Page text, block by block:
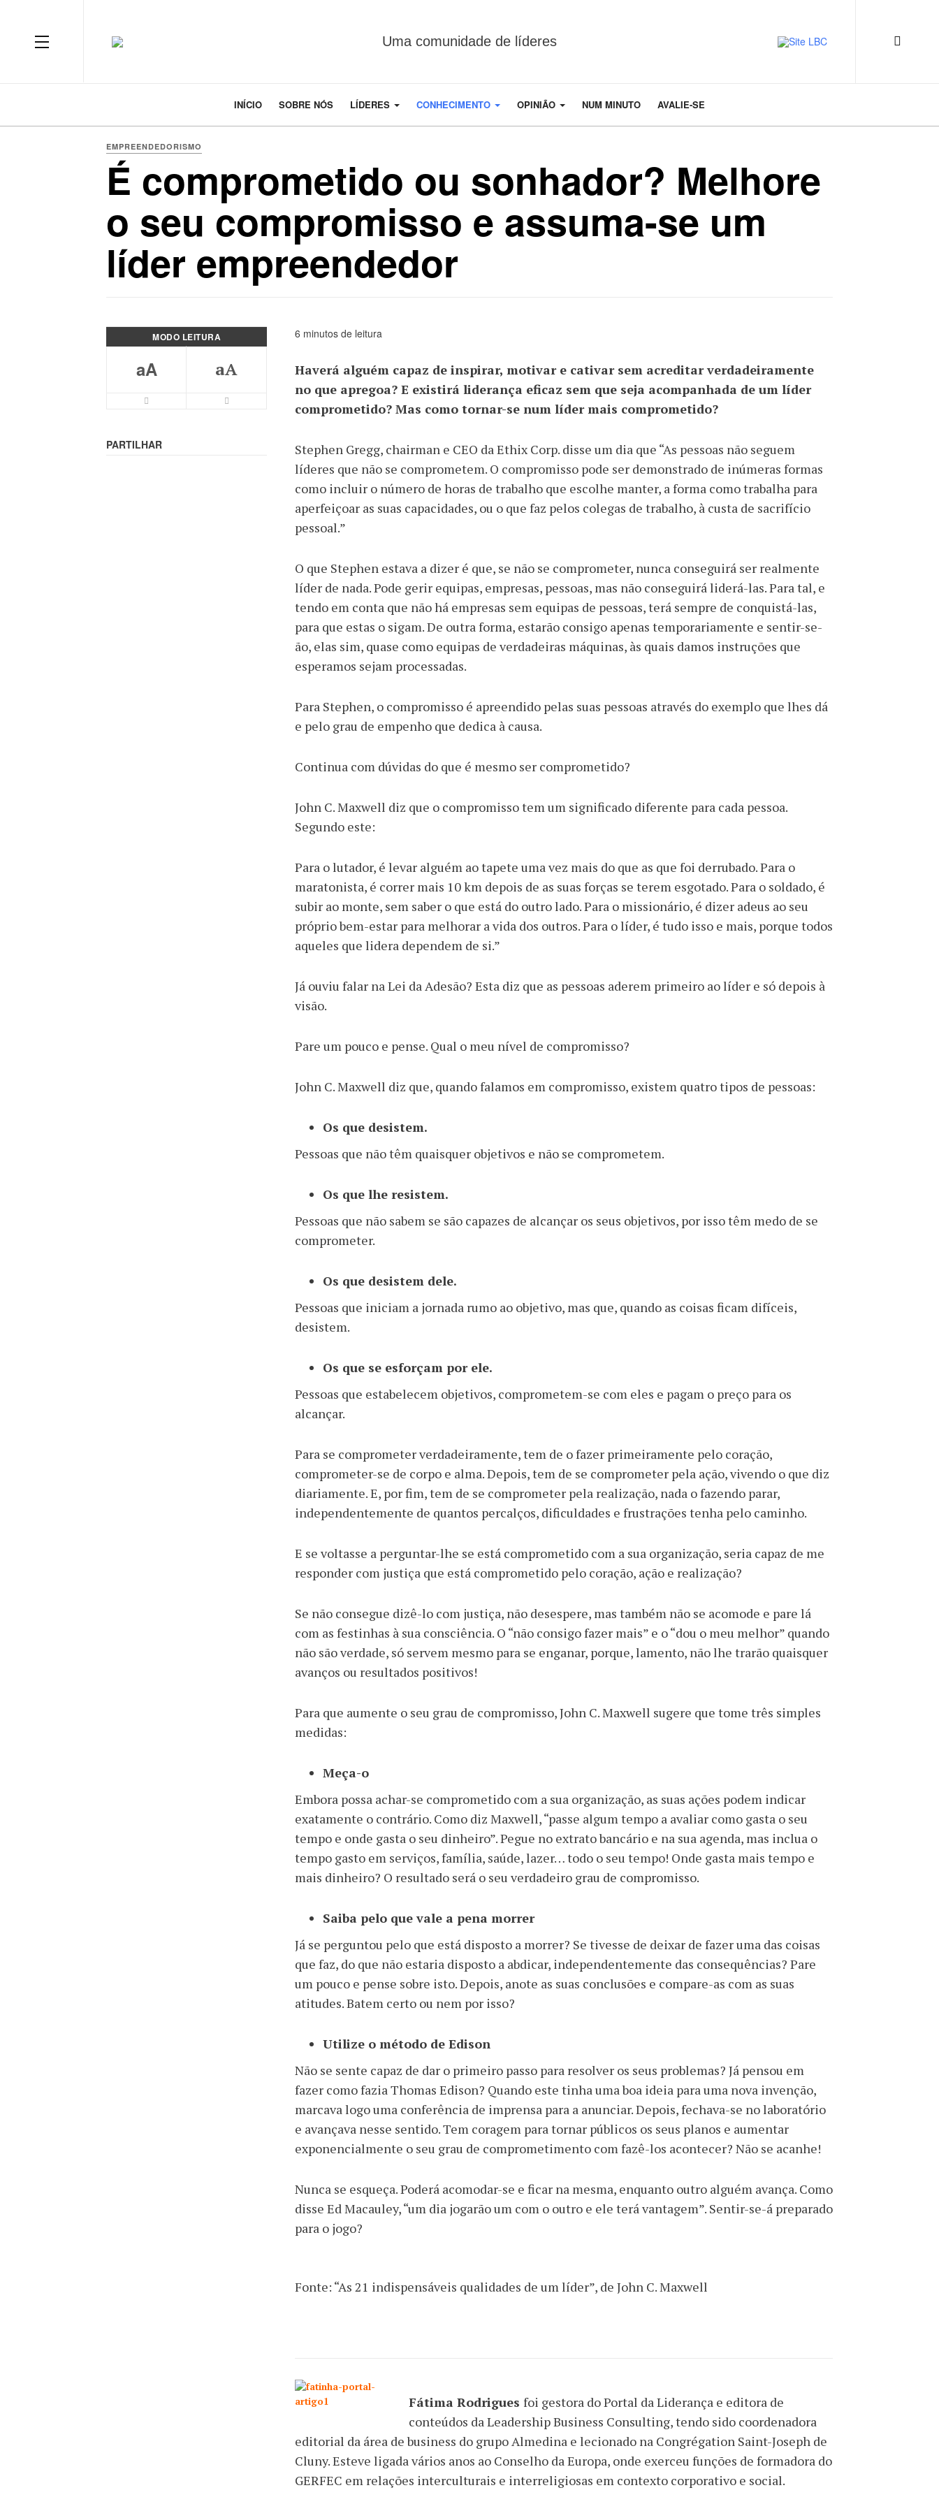
Uma comunidade de líderes
INÍCIO SOBRE NÓS LÍDERES CONHECIMENTO OPINIÃO NUM MINUTO AVALIE-SE
EMPREENDEDORISMO
É comprometido ou sonhador? Melhore
o seu compromisso e assuma-se um
líder empreendedor
MODO LEITURA
aA aA
PARTILHAR
6 minutos de leitura
Haverá alguém capaz de inspirar, motivar e cativar sem acreditar verdadeiramente
no que apregoa? E existirá liderança eficaz sem que seja acompanhada de um líder
comprometido? Mas como tornar-se num líder mais comprometido?
Stephen Gregg, chairman e CEO da Ethix Corp. disse um dia que “As pessoas não seguem
líderes que não se comprometem. O compromisso pode ser demonstrado de inúmeras formas
como incluir o número de horas de trabalho que escolhe manter, a forma como trabalha para
aperfeiçoar as suas capacidades, ou o que faz pelos colegas de trabalho, à custa de sacrifício
pessoal.”
O que Stephen estava a dizer é que, se não se comprometer, nunca conseguirá ser realmente
líder de nada. Pode gerir equipas, empresas, pessoas, mas não conseguirá liderá-las. Para tal, e
tendo em conta que não há empresas sem equipas de pessoas, terá sempre de conquistá-las,
para que estas o sigam. De outra forma, estarão consigo apenas temporariamente e sentir-se-
ão, elas sim, quase como equipas de verdadeiras máquinas, às quais damos instruções que
esperamos sejam processadas.
Para Stephen, o compromisso é apreendido pelas suas pessoas através do exemplo que lhes dá
e pelo grau de empenho que dedica à causa.
Continua com dúvidas do que é mesmo ser comprometido?
John C. Maxwell diz que o compromisso tem um significado diferente para cada pessoa.
Segundo este:
Para o lutador, é levar alguém ao tapete uma vez mais do que as que foi derrubado. Para o
maratonista, é correr mais 10 km depois de as suas forças se terem esgotado. Para o soldado, é
subir ao monte, sem saber o que está do outro lado. Para o missionário, é dizer adeus ao seu
próprio bem-estar para melhorar a vida dos outros. Para o líder, é tudo isso e mais, porque todos
aqueles que lidera dependem de si.”
Já ouviu falar na Lei da Adesão? Esta diz que as pessoas aderem primeiro ao líder e só depois à
visão.
Pare um pouco e pense. Qual o meu nível de compromisso?
John C. Maxwell diz que, quando falamos em compromisso, existem quatro tipos de pessoas:
Os que desistem.
Pessoas que não têm quaisquer objetivos e não se comprometem.
Os que lhe resistem.
Pessoas que não sabem se são capazes de alcançar os seus objetivos, por isso têm medo de se
comprometer.
Os que desistem dele.
Pessoas que iniciam a jornada rumo ao objetivo, mas que, quando as coisas ficam difíceis,
desistem.
Os que se esforçam por ele.
Pessoas que estabelecem objetivos, comprometem-se com eles e pagam o preço para os
alcançar.
Para se comprometer verdadeiramente, tem de o fazer primeiramente pelo coração,
comprometer-se de corpo e alma. Depois, tem de se comprometer pela ação, vivendo o que diz
diariamente. E, por fim, tem de se comprometer pela realização, nada o fazendo parar,
independentemente de quantos percalços, dificuldades e frustrações tenha pelo caminho.
E se voltasse a perguntar-lhe se está comprometido com a sua organização, seria capaz de me
responder com justiça que está comprometido pelo coração, ação e realização?
Se não consegue dizê-lo com justiça, não desespere, mas também não se acomode e pare lá
com as festinhas à sua consciência. O “não consigo fazer mais” e o “dou o meu melhor” quando
não são verdade, só servem mesmo para se enganar, porque, lamento, não lhe trarão quaisquer
avanços ou resultados positivos!
Para que aumente o seu grau de compromisso, John C. Maxwell sugere que tome três simples
medidas:
Meça-o
Embora possa achar-se comprometido com a sua organização, as suas ações podem indicar
exatamente o contrário. Como diz Maxwell, “passe algum tempo a avaliar como gasta o seu
tempo e onde gasta o seu dinheiro”. Pegue no extrato bancário e na sua agenda, mas inclua o
tempo gasto em serviços, família, saúde, lazer… todo o seu tempo! Onde gasta mais tempo e
mais dinheiro? O resultado será o seu verdadeiro grau de compromisso.
Saiba pelo que vale a pena morrer
Já se perguntou pelo que está disposto a morrer? Se tivesse de deixar de fazer uma das coisas
que faz, do que não estaria disposto a abdicar, independentemente das consequências? Pare
um pouco e pense sobre isto. Depois, anote as suas conclusões e compare-as com as suas
atitudes. Batem certo ou nem por isso?
Utilize o método de Edison
Não se sente capaz de dar o primeiro passo para resolver os seus problemas? Já pensou em
fazer como fazia Thomas Edison? Quando este tinha uma boa ideia para uma nova invenção,
marcava logo uma conferência de imprensa para a anunciar. Depois, fechava-se no laboratório
e avançava nesse sentido. Tem coragem para tornar públicos os seus planos e aumentar
exponencialmente o seu grau de comprometimento com fazê-los acontecer? Não se acanhe!
Nunca se esqueça. Poderá acomodar-se e ficar na mesma, enquanto outro alguém avança. Como
disse Ed Macauley, “um dia jogarão um com o outro e ele terá vantagem”. Sentir-se-á preparado
para o jogo?
Fonte: “As 21 indispensáveis qualidades de um líder”, de John C. Maxwell
Fátima Rodrigues foi gestora do Portal da Liderança e editora de
conteúdos da Leadership Business Consulting, tendo sido coordenadora
editorial da área de business do grupo Almedina e lecionado na Congrégation Saint-Joseph de
Cluny. Esteve ligada vários anos ao Conselho da Europa, onde exerceu funções de formadora do
GERFEC em relações interculturais e interreligiosas em contexto corporativo e social.